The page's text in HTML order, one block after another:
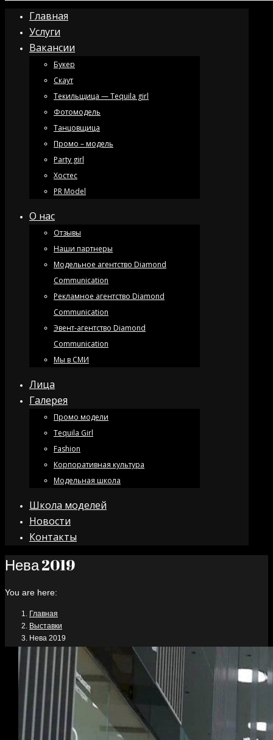
Главная
Услуги
Вакансии
Букер
Скаут
Текильщица — Tequila girl
Фотомодель
Танцовщица
Промо – модель
Party girl
Хостес
PR Model
О нас
Отзывы
Наши партнеры
Модельное агентство Diamond
Communication
Рекламное агентство Diamond
Communication
Эвент-агентство Diamond
Communication
Мы в СМИ
Лица
Галерея
Промо модели
Tequila Girl
Fashion
Корпоративная культура
Модельная школа
Школа моделей
Новости
Контакты
Нева 2019
You are here:
Главная
Выставки
Нева 2019